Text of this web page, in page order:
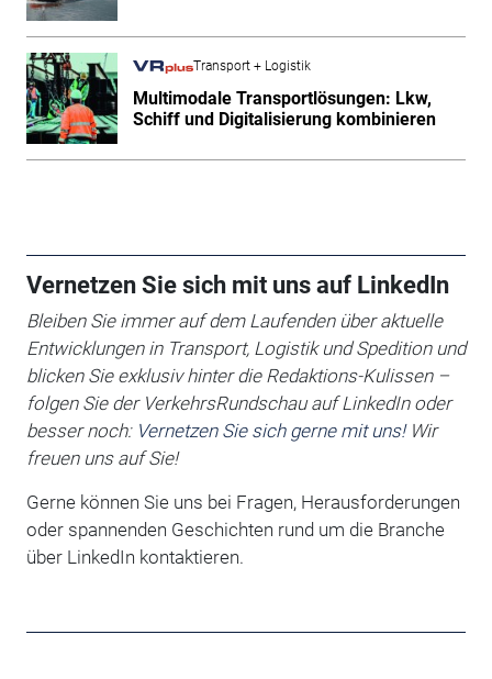
Transport + Logistik
Multimodale Transportlösungen: Lkw,
Schiff und Digitalisierung kombinieren
Vernetzen Sie sich mit uns auf LinkedIn
Bleiben Sie immer auf dem Laufenden über aktuelle
Entwicklungen in Transport, Logistik und Spedition und
blicken Sie exklusiv hinter die Redaktions-Kulissen –
folgen Sie der VerkehrsRundschau auf LinkedIn oder
besser noch: Vernetzen Sie sich gerne mit uns!Wir
freuen uns auf Sie!
Gerne können Sie uns bei Fragen, Herausforderungen
oder spannenden Geschichten rund um die Branche
über LinkedIn kontaktieren.